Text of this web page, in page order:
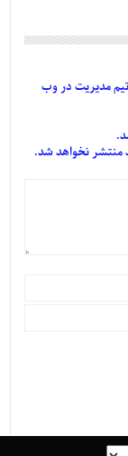
مدیریت در وب
منتشر نخواهد شد.